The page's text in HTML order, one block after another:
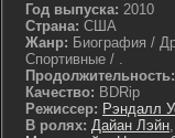
Год выпуска: 2010
Страна: США
Жанр: Биография /
Спортивные / .
Продолжительность:
Качество: BDRip
Режиссер: Рэндалл
В ролях: Дайан Лэйн,